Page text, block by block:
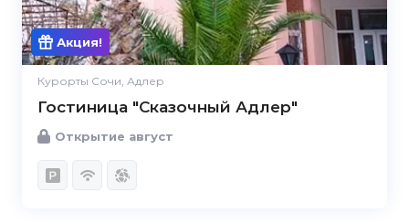
Акция!
Курорты Сочи, Адлер
Гостиница "Сказочный Адлер"
Открытие август